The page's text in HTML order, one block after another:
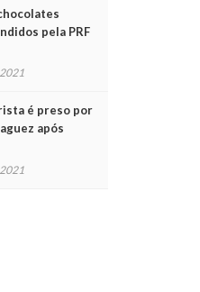
pela PRF
no Natal
é preso por
após